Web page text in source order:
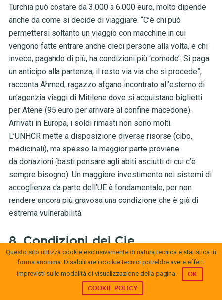
Turchia può costare da 3.000 a 6.000 euro, molto dipende
anche da come si decide di viaggiare. “C’è chi può
permettersi soltanto un viaggio con macchine in cui
vengono fatte entrare anche dieci persone alla volta, e chi
invece, pagando di più, ha condizioni più ‘comode’. Si paga
un anticipo alla partenza, il resto via via che si procede”,
racconta Ahmed, ragazzo afgano incontrato all’esterno di
un’agenzia viaggi di Mitilene dove si acquistano biglietti
per Atene (95 euro per arrivare al confine macedone).
Arrivati in Europa, i soldi rimasti non sono molti.
L’UNHCR mette a disposizione diverse risorse (cibo,
medicinali), ma spesso la maggior parte proviene
da donazioni (basti pensare agli abiti asciutti di cui c’è
sempre bisogno). Un maggiore investimento nei sistemi di
accoglienza da parte dell’UE è fondamentale, per non
rendere ancora più gravosa una condizione che è già di
estrema vulnerabilità.
8. Condizioni dei Cie
Su Moria e sulle condizioni dell’unico hotspot in questo
momento funzionante in Grecia torneremo in un pezzo
successivo. Per ora basti dire che, nonostante la presenza
dell’UNHCR e di altre Ong, il campo in cui i migranti
Questo sito utilizza cookie esclusivamente di natura tecnica e statistica in
forma anonima. Disabilitare i cookie tecnici potrebbe avere effetti
imprevisti sulle modalità di visualizzazione della pagina.
OK
COOKIE POLICY